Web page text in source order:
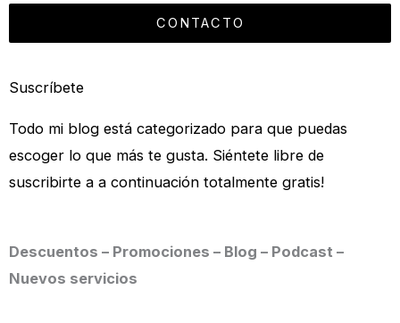
CONTACTO
Suscríbete
Todo mi blog está categorizado para que puedas
escoger lo que más te gusta. Siéntete libre de
suscribirte a a continuación totalmente gratis!
Descuentos – Promociones – Blog – Podcast –
Nuevos servicios